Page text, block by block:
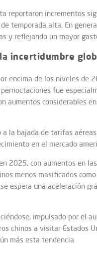
reportaron incrementos
temporada alta. En
y reflejando un mayor
incertidumbre
encima de los niveles
fue
considerables
bajada de tarifas
en el mercado
2025, con aumentos en
menos masificados
espera una aceleración
impulsado por el
chinos a visitar Estados
más esta tendencia.